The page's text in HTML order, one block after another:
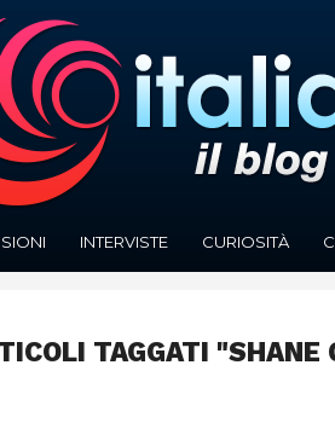
INTERVISTE CURIOSITÀ
TAGGATI "SHANE